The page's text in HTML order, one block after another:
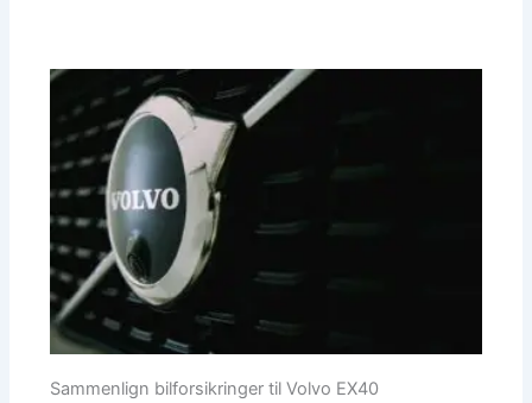
Sammenlign bilforsikringer til Volvo EX40